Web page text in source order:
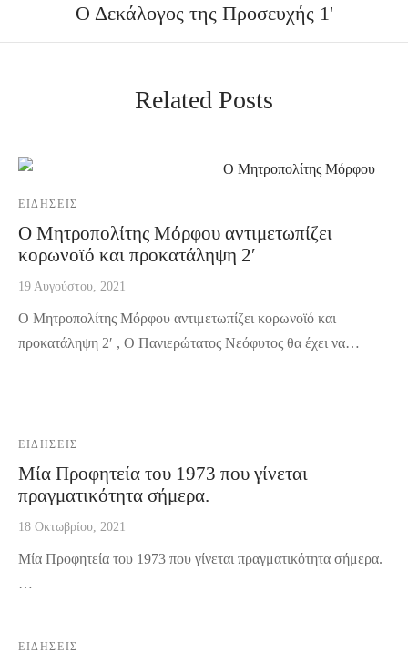
Ο Δεκάλογος της Προσευχής 1'
Related Posts
ΕΙΔΉΣΕΙΣ
Ο Μητροπολίτης Μόρφου αντιμετωπίζει
κορωνοϊό και προκατάληψη 2′
19 Αυγούστου, 2021
Ο Μητροπολίτης Μόρφου αντιμετωπίζει κορωνοϊό και
προκατάληψη 2′ , Ο Πανιερώτατος Νεόφυτος θα έχει να…
ΕΙΔΉΣΕΙΣ
Μία Προφητεία του 1973 που γίνεται
πραγματικότητα σήμερα.
18 Οκτωβρίου, 2021
Μία Προφητεία του 1973 που γίνεται πραγματικότητα σήμερα.
…
ΕΙΔΉΣΕΙΣ